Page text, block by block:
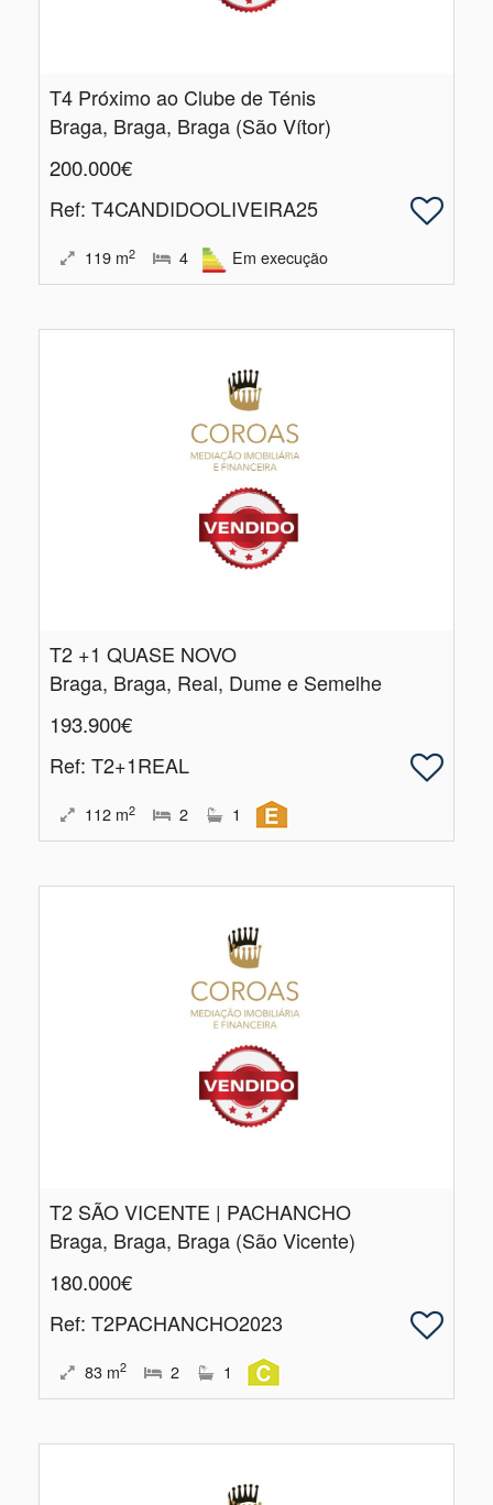
T4 Próximo ao Clube de Ténis
Braga, Braga, Braga (São Vítor)
200.000€
Ref: T4CANDIDOOLIVEIRA25
119 m2 4 Em execução
T2 +1 QUASE NOVO
Braga, Braga, Real, Dume e Semelhe
193.900€
Ref: T2+1REAL
112 m2 2 1
T2 SÃO VICENTE | PACHANCHO
Braga, Braga, Braga (São Vicente)
180.000€
Ref: T2PACHANCHO2023
83 m2 2 1